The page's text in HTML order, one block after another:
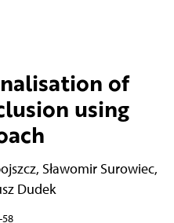
of
using
, Sławomir Surowiec,
Dudek